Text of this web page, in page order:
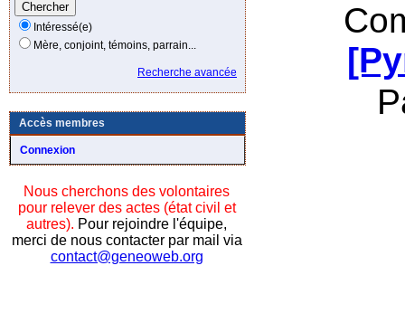
Intéressé(e)
Mère, conjoint, témoins, parrain...
Recherche avancée
Accès membres
Connexion
Nous cherchons des volontaires
pour relever des actes (état civil et
autres). Pour rejoindre l'équipe,
merci de nous contacter par mail via
contact@geneoweb.org